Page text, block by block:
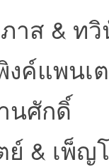
าส & ท
งค์แพนเ
นศักดิ์
ย์ & เพ็ญ